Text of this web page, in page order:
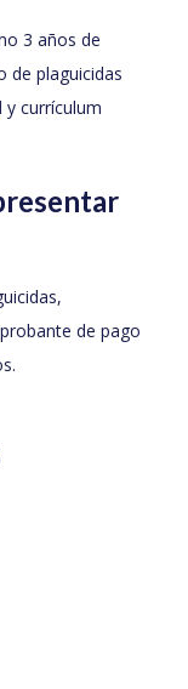
3 años de
de plaguicidas
currículum
de pago